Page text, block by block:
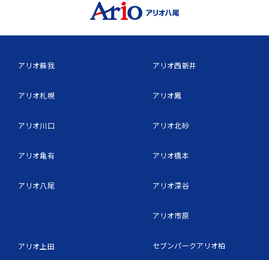
アリオ蘇我
アリオ札幌
アリオ川口
アリオ亀有
アリオ八尾
アリオ上田
アリオ西新井
アリオ鳳
アリオ北砂
アリオ橋本
アリオ深谷
アリオ市原
セブンパークアリオ柏